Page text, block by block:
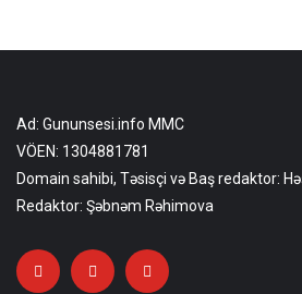
Ad: Gununsesi.info MMC
VÖEN: 1304881781
Domain sahibi, Təsisçi və Baş redaktor:
Redaktor: Şəbnəm Rəhimova